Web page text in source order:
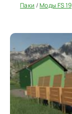
Паки /Моды FS 19